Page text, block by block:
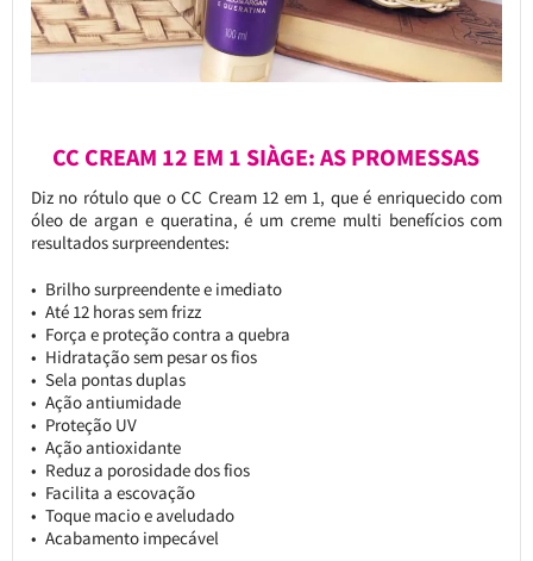
CC CREAM 12 EM 1 SIÀGE: AS PROMESSAS
Diz no rótulo que o CC Cream 12 em 1, que é enriquecido com
óleo de argan e queratina, é um creme multi benefícios com
resultados surpreendentes:
Brilho surpreendente e imediato
Até 12 horas sem frizz
Força e proteção contra a quebra
Hidratação sem pesar os fios
Sela pontas duplas
Ação antiumidade
Proteção UV
Ação antioxidante
Reduz a porosidade dos fios
Facilita a escovação
Toque macio e aveludado
Acabamento impecável